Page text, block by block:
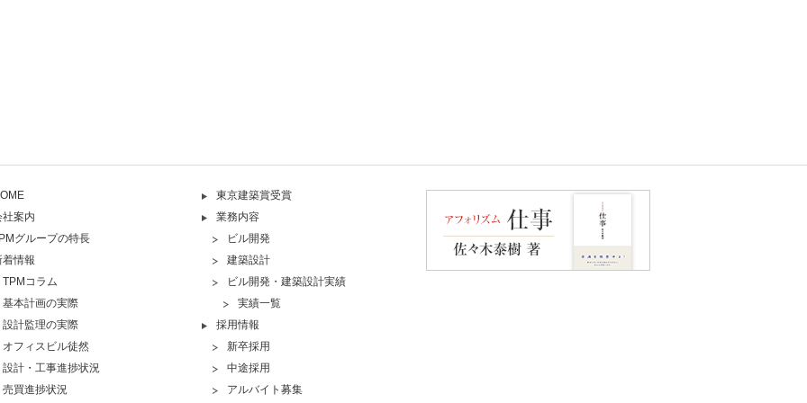
社案内
グループの特長
着情報
TPMコラム
基本計画の実際
設計監理の実際
オフィスビル徒然
設計・工事進捗状況
売買進捗状況
東京建築賞受賞
業務内容
ビル開発
建築設計
ビル開発・建築設計実績
実績一覧
採用情報
新卒採用
中途採用
アルバイト募集